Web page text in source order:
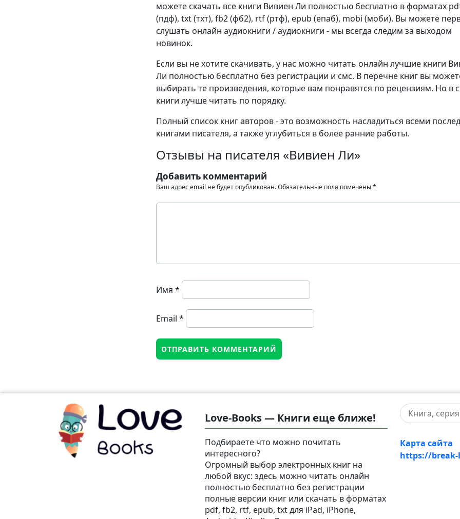
можете скачать все книги Вивиен Ли полностью бесплатно в форматах
(пдф), txt (тхт), fb2 (фб2), rtf (ртф), epub (епаб), mobi (моби). Вы можете
слушать онлайн аудиокниги / аудиокниги - мы всегда следим за выходом
новинок.
Если вы не хотите скачивать, у нас можно читать онлайн лучшие книги
Ли полностью бесплатно без регистрации и смс. В перечне книг вы
выбирать те произведения, которые вам понравятся по рецензиям. Но в
книги лучше читать по порядку.
Полный список книг авторов - это возможность насладиться всеми
книгами писателя, а также углубиться в более ранние работы.
Отзывы на писателя «Вивиен Ли»
Добавить комментарий
Ваш адрес email не будет опубликован.Обязательные поля помечены*
Имя *
Email *
Love-Books — Книги еще ближе!
Подбираете что можно почитать
интересного?
Огромный выбор электронных книг на
любой вкус: здесь можно читать онлайн
полностью бесплатно без регистрации
полные версии книг или скачать в форматах
pdf, fb2, rtf, epub, txt для iPad, iPhone,
Карта сайта
https://break-